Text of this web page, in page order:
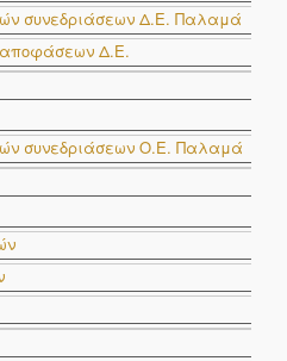
συνεδριάσεων Δ.E. Παλαμά
αποφάσεων Δ.Ε.
συνεδριάσεων Ο.E. Παλαμά